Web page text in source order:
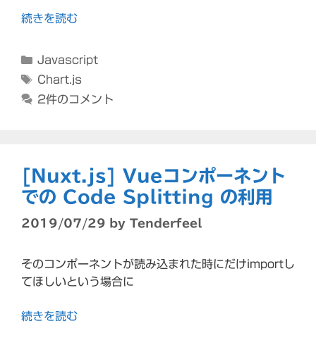
続きを読む
カ
テ
リ
Javascript
タ
グ
Chart.js
2件のコメント
[Nuxt.js] Vueコンポーネント
での Code Splitting の利用
2019/07/29 by Tenderfeel
そのコンポーネントが読み込まれた時にだけimportし
てほしいという場合に
続きを読む